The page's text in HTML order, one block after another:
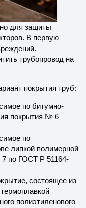
для защиты
В первую
трубопровод на
покрытия труб:
по битумно-
покрытия № 6
по
липкой полимерной
7 по ГОСТ Р 51164-
состоящее из
полиэтиленового